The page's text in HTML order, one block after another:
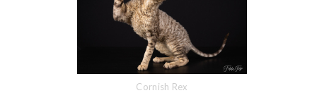
Cornish Rex